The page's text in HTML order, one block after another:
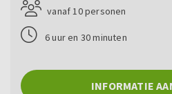
vanaf 10 personen
6 uur en 30 minuten
INFORMATIE